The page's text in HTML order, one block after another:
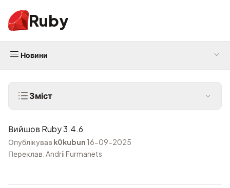
Ruby
Новини
Зміст
Вийшов Ruby 3.4.6
Опублікував k0kubun 16-09-2025
Переклав: Andrii Furmanets